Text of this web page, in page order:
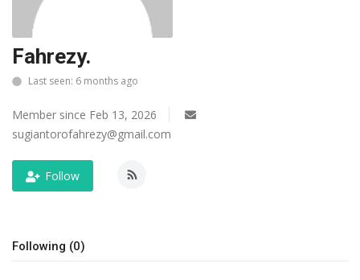
Warkop Digital
Pelanggaran
Ketertiban
Kejahatan
Fahrezy.
Last seen: 6 months ago
Member since Feb 13, 2026
sugiantorofahrezy@gmail.com
Follow
Following (0)